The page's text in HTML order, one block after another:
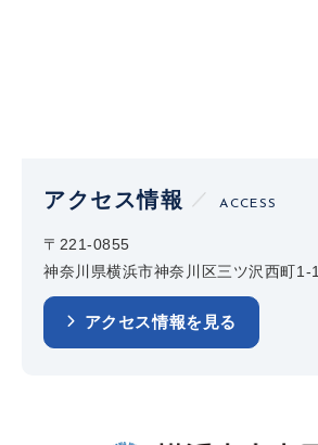
アクセス情報 ACCESS
〒221-0855
神奈川県横浜市神奈川区三ツ沢西町1-1
アクセス情報を見る